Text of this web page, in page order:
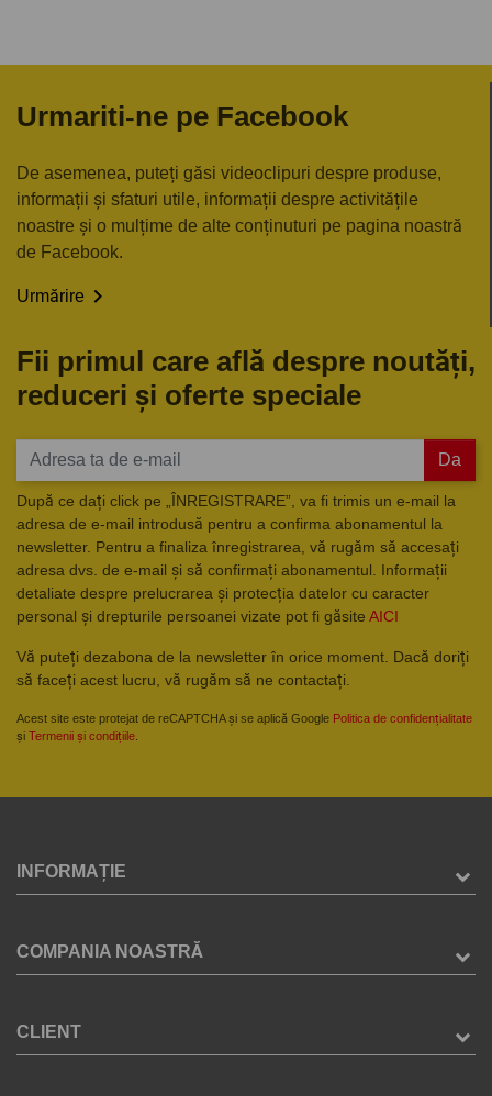
Urmariti-ne pe Facebook
De asemenea, puteți găsi videoclipuri despre produse,
informații și sfaturi utile, informații despre activitățile
noastre și o mulțime de alte conținuturi pe pagina noastră
de Facebook.
Urmărire 
Fii primul care află despre noutăți,
reduceri și oferte speciale
Da
După ce dați click pe „ÎNREGISTRARE”, va fi trimis un e-mail la
adresa de e-mail introdusă pentru a confirma abonamentul la
newsletter. Pentru a finaliza înregistrarea, vă rugăm să accesați
adresa dvs. de e-mail și să confirmați abonamentul. Informații
detaliate despre prelucrarea și protecția datelor cu caracter
personal și drepturile persoanei vizate pot fi găsite AICI
Vă puteți dezabona de la newsletter în orice moment. Dacă doriți
să faceți acest lucru, vă rugăm să ne contactați.
Acest site este protejat de reCAPTCHA și se aplică Google Politica de confidențialitate
și Termenii și condițiile
INFORMAȚIE
COMPANIA NOASTRĂ
CLIENT